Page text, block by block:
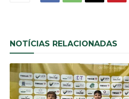
NOTÍCIAS RELACIONADAS